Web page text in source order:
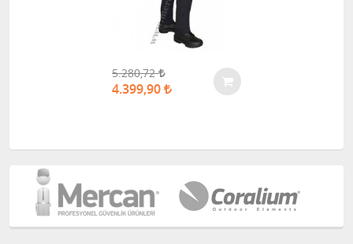
5.280,72
4.399,90